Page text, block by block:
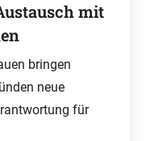
mit
bringen
neue
für